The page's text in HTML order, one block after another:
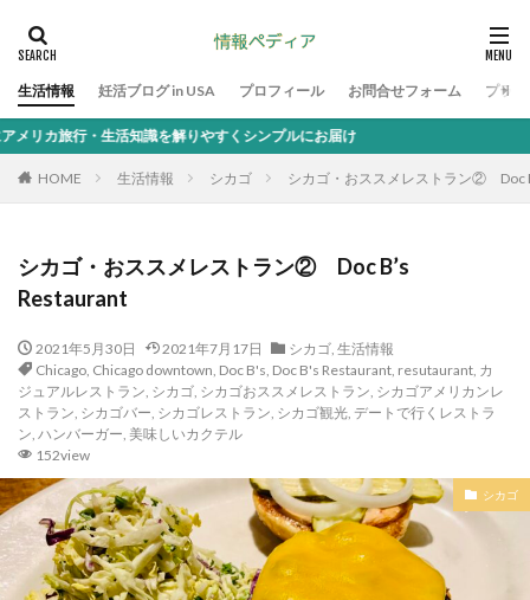
生活情報 妊活ブログ in USA プロフィール お問合せフォーム プラ
りやすくシンプルにお届け
HOME 生活情報 シカゴ シカゴ・おススメレストラン② Doc
シカゴ・おススメレストラン② Doc B’s
Restaurant
2021年5月30日 2021年7月17日 シカゴ, 生活情報
Chicago, Chicago downtown, Doc B's, Doc B's Restaurant, resutaurant, カ
ジュアルレストラン, シカゴ, シカゴおススメレストラン, シカゴアメリカンレ
ストラン, シカゴバー, シカゴレストラン, シカゴ観光, デートで行くレストラ
ン, ハンバーガー, 美味しいカクテル
152view
シカゴ